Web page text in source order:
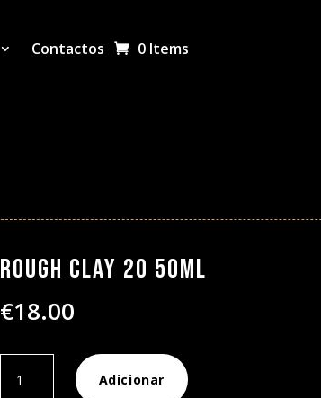
Contactos 0 Items
Rough Clay 20 50ml
€18.00
Quantidade
Adicionar